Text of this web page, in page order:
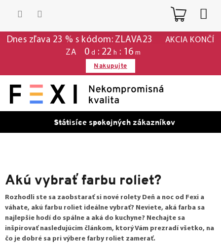
Dnes zľava 23 % s kódom: ZLAVA23
AKCIA KONČÍ
ZA
0 d 22 h 16 m
Nakupujte
Státisíce spokojných zákazníkov
Akú vybrať farbu roliet?
Rozhodli ste sa zaobstarať si nové rolety Deň a noc od Fexi a
váhate, akú farbu roliet ideálne vybrať? Neviete, aká farba sa
najlepšie hodí do spálne a aká do kuchyne? Nechajte sa
inšpirovať nasledujúcim článkom, ktorý Vám prezradí všetko, na
čo je dobré sa pri výbere farby roliet zamerať.